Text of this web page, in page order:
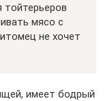
тойтерьеров
мясо с
не хочет
имеет бодрый